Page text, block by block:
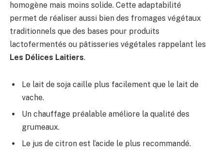
homogène mais moins solide. Cette adaptabilité
permet de réaliser aussi bien des fromages végétaux
traditionnels que des bases pour produits
lactofermentés ou pâtisseries végétales rappelant les
Les Délices Laitiers.
Le lait de soja caille plus facilement que le lait de
vache.
Un chauffage préalable améliore la qualité des
grumeaux.
Le jus de citron est l’acide le plus recommandé.